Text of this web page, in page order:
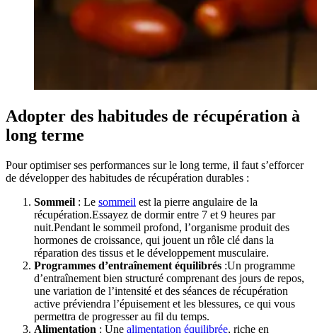
Adopter des habitudes de récupération à
long terme
Pour optimiser ses performances sur le long terme, il faut s’efforcer
de développer des habitudes de récupération durables :
Sommeil : Le sommeil est la pierre angulaire de la
récupération.Essayez de dormir entre 7 et 9 heures par
nuit.Pendant le sommeil profond, l’organisme produit des
hormones de croissance, qui jouent un rôle clé dans la
réparation des tissus et le développement musculaire.
Programmes d’entraînement équilibrés :Un programme
d’entraînement bien structuré comprenant des jours de repos,
une variation de l’intensité et des séances de récupération
active préviendra l’épuisement et les blessures, ce qui vous
permettra de progresser au fil du temps.
Alimentation : Une alimentation équilibrée, riche en